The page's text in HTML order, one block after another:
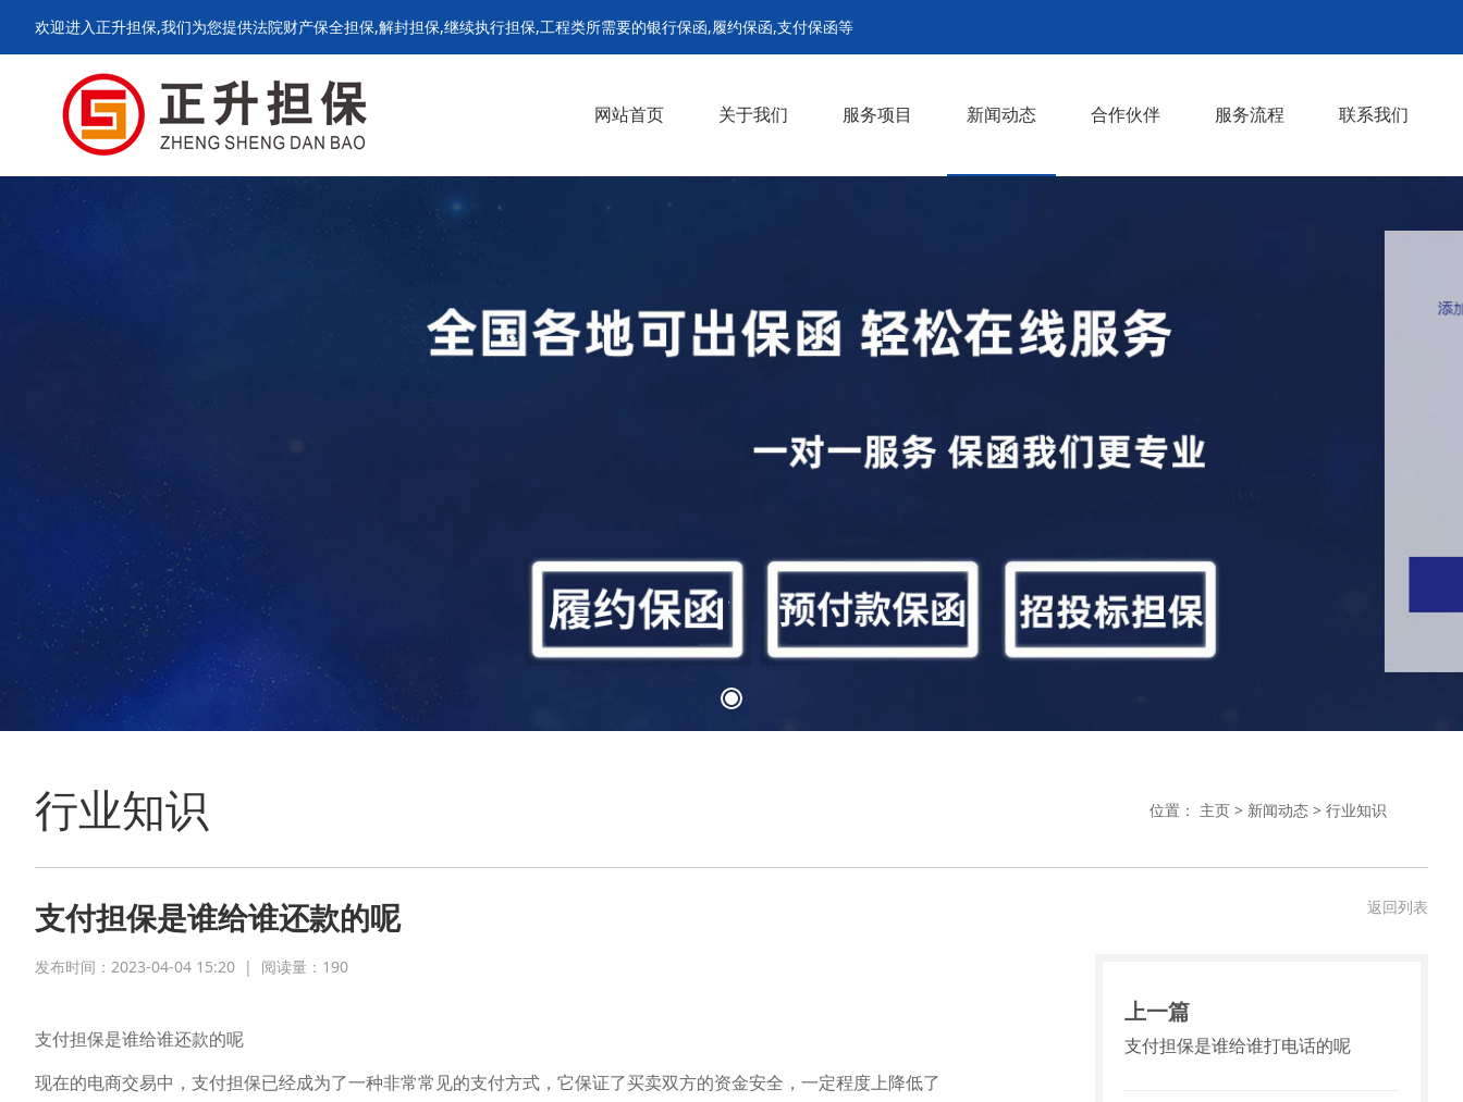
欢迎进入正升担保,我们为您提供法院财产保全担保,解封担保,继续执行担保,工程类所需要的银行保函,履约保函,支付保函等
网站首页 关于我们 服务项目 新闻动态 合作伙伴 服务流程 联系我们
行业知识 位置： 主页 > 新闻动态 > 行业知识
支付担保是谁给谁还款的呢
发布时间：2023-04-04 15:20 | 阅读量： 190
支付担保是谁给谁还款的呢
现在的电商交易中，支付担保已经成为了一种非常常见的支付方式，它保证了买卖双方的资金安全，一定程度上降低了
返回列表
上一篇
支付担保是谁给谁打电话的呢